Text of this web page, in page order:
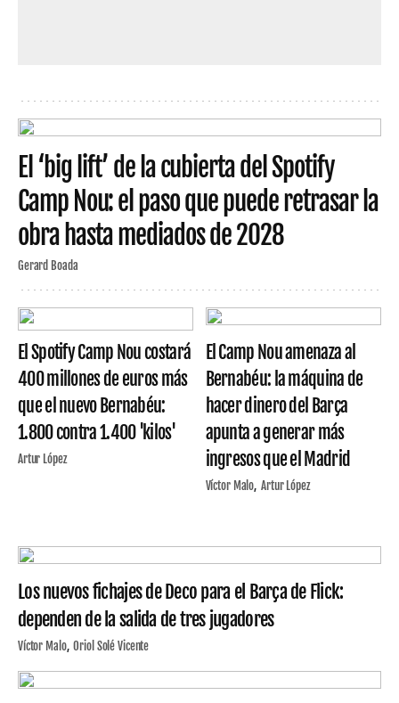
El ‘big lift’ de la cubierta del Spotify
Camp Nou: el paso que puede retrasar la
obra hasta mediados de 2028
Gerard Boada
El Spotify Camp Nou costará
400 millones de euros más
que el nuevo Bernabéu:
1.800 contra 1.400 'kilos'
Artur López
El Camp Nou amenaza al
Bernabéu: la máquina de
hacer dinero del Barça
apunta a generar más
ingresos que el Madrid
Víctor Malo Artur López
Los nuevos fichajes de Deco para el Barça de Flick:
dependen de la salida de tres jugadores
Víctor Malo Oriol Solé Vicente